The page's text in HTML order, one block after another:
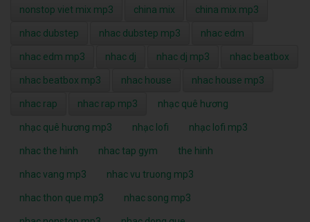
nonstop viet mix mp3 china mix china mix mp3
nhac dubstep nhac dubstep mp3 nhac edm
nhac edm mp3 nhac dj nhac dj mp3 nhac beatbox
nhac beatbox mp3 nhac house nhac house mp3
nhac rap nhac rap mp3 nhạc quê hương
nhạc quê hương mp3 nhạc lofi nhạc lofi mp3
nhac the hinh nhac tap gym the hinh
nhac vang mp3 nhac vu truong mp3
nhac thon que mp3 nhac song mp3